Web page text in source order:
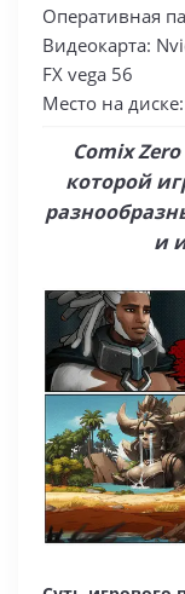
Оперативная
Видеокарта:
FX vega 56
Место на
Comix
которой
и